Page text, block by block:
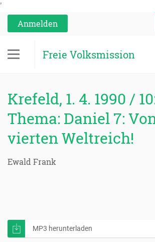
'
Anmelden
Freie Volksmission
Krefeld, 1. 4. 1990 /
Thema: Daniel 7:
vierten Weltreich!
Ewald Frank
MP3 herunterladen